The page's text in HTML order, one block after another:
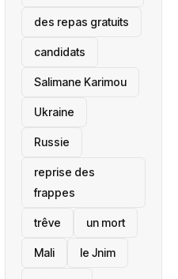
des repas gratuits
candidats
Salimane Karimou
Ukraine
Russie
reprise des
frappes
trêve un mort
Mali le Jnim